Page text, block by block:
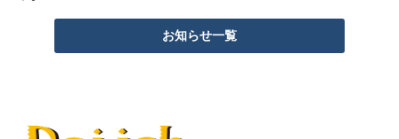
お知らせ一覧